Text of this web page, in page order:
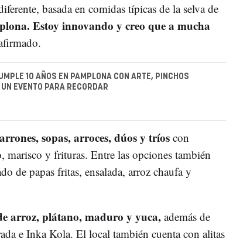
basada en comidas típicas de la selva de
Estoy innovando y creo que a mucha
10 AÑOS EN PAMPLONA CON ARTE, PINCHOS
EVENTO PARA RECORDAR
sopas, arroces, dúos y tríoscon
marisco y frituras. Entre las opciones también
de papas fritas, ensalada, arroz chaufa y
arroz, plátano, maduro y yuca, además de
e Inka Kola. El local también cuenta con alitas